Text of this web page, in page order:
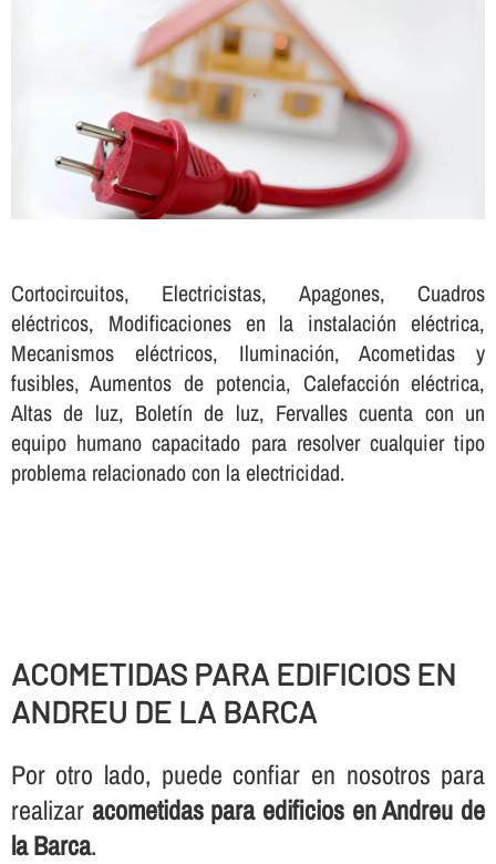
Cortocircuitos, Electricistas, Apagones, Cuadros
eléctricos, Modificaciones en la instalación eléctrica,
Mecanismos eléctricos, Iluminación, Acometidas y
fusibles, Aumentos de potencia, Calefacción eléctrica,
Altas de luz, Boletí­n de luz, Fervalles cuenta con un
equipo humano capacitado para resolver cualquier tipo
problema relacionado con la electricidad.
ACOMETIDAS PARA EDIFICIOS EN
ANDREU DE LA BARCA
Por otro lado, puede confiar en nosotros para
realizar acometidas para edificios en Andreu de
la Barca.